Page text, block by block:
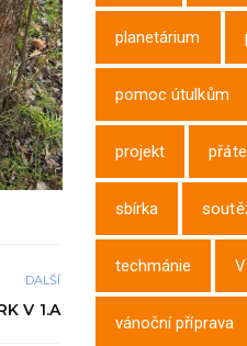
DALŠÍ
V 1.A
planetárium
pomoc útulkům
projekt
sbírka
techmánie
vánoční příprava